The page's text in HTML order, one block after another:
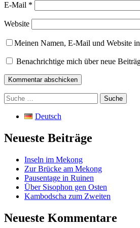
E-Mail *
Website
Meinen Namen, E-Mail und Website
Benachrichtige mich über neue
Suche
nach:
Deutsch
Neueste Beiträge
Inseln im Mekong
Zur Brücke am Mekong
Pausentage in Ruinen
Über Sisophon gen Osten
Kambodscha zum Zweiten
Neueste Kommentare